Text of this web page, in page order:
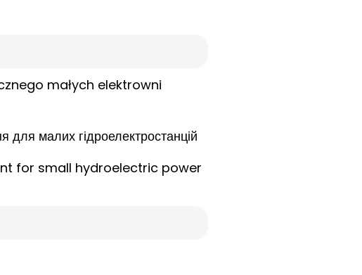
małych elektrowni
для малих гідроелектростанцій
for small hydroelectric power